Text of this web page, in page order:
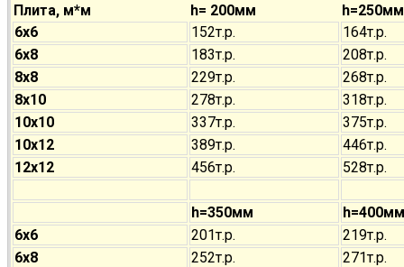
Плита, м*м h= 200мм
h=250мм
6х6
152т.р.
164т.р.
6х8
183т.р.
208т.р.
8х8
229т.р.
268т.р.
8х10
278т.р.
318т.р.
10х10
337т.р.
375т.р.
10х12
389т.р.
446т.р.
12х12
456т.р. 528т.р.
h=350мм
h=400мм
6х6
201т.р.
219т.р.
6х8
252т.р.
271т.р.